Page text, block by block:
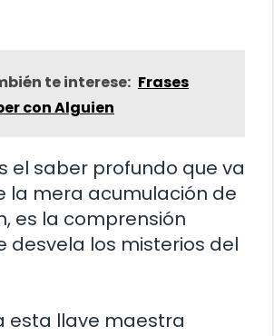
te interese: Frases
con Alguien
el saber profundo que va
la mera acumulación de
es la comprensión
desvela los misterios del
esta llave maestra